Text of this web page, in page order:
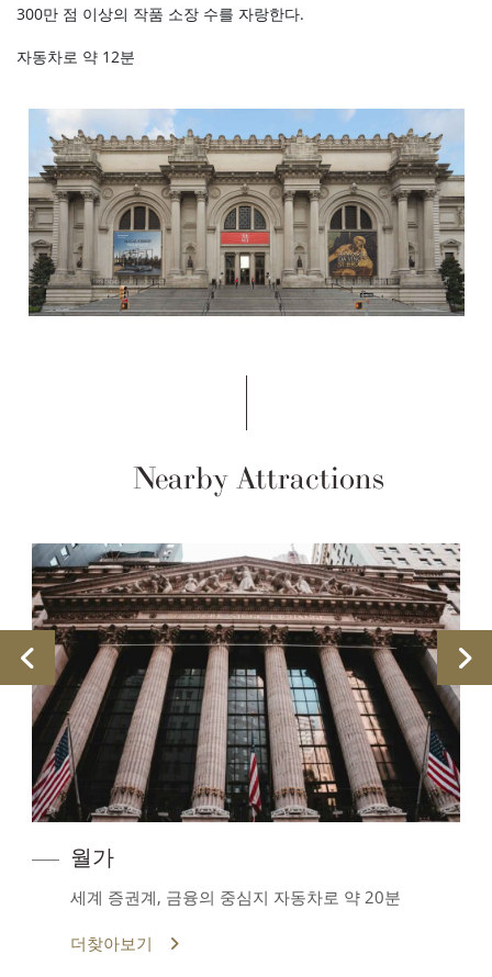
300만 점 이상의 작품 소장 수를 자랑한다.
자동차로 약 12분
Nearby Attractions
Previous
월가
세계 증권계, 금융의 중심지 자동차로 약 20분
더찾아보기